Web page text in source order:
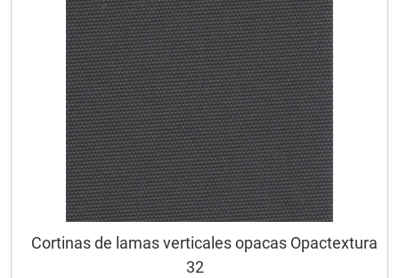
Cortinas de lamas verticales opacas Opactextura
32